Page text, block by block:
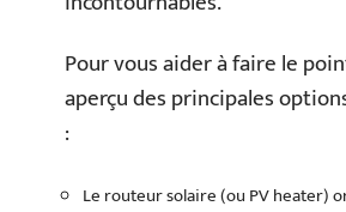
Pour vous aider à faire le
aperçu des principales
:
Le routeur solaire (ou PV heater)